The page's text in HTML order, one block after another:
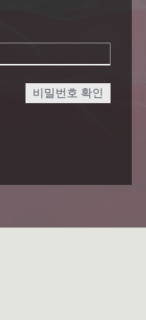
비밀번호 확인